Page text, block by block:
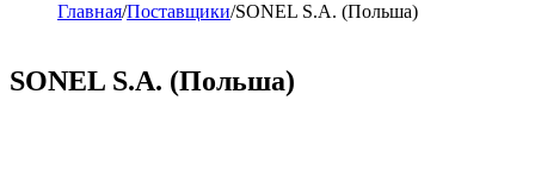
Главная/Поставщики/SONEL S.A. (Польша)
SONEL S.A. (Польша)